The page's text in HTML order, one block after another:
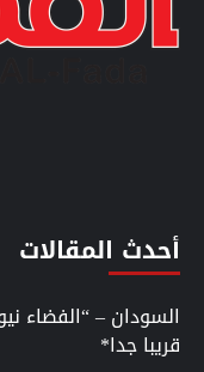
أحدث المقالات
السودان – “الفضاء
قريبا جدا*